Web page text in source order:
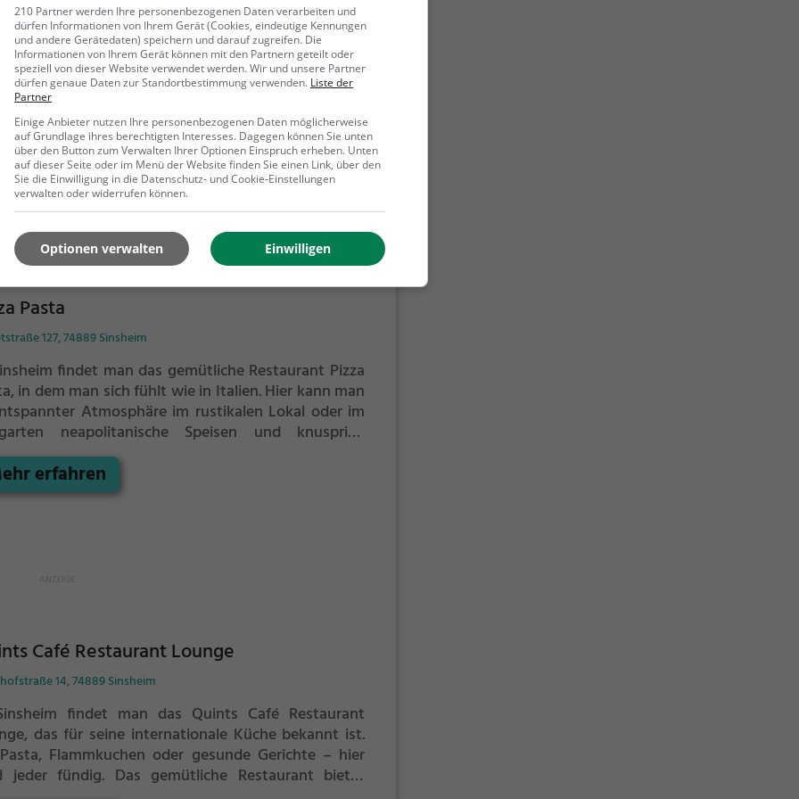
verspricht ein unvergessliches
in authentischem indischen Flair.
76, 74889 Sinsheim
findet man das einladende Restaurant
das mit seinem griechischen Flair und einer
Speisekarte begeistert. Hier kann man sich
köstlichem Gyros, traditionellen griechischen
und gesunden Gerichten verwöhnen lassen.
Atmosphäre ist einladend und das Ambiente lädt
Verweilen ein. Bei einer umfangreichen Auswahl an
findet hier jeder Gast sein Lieblingsgetränk,
den kulinarischen Genuss abzurunden. Tauche ein in
der griechischen Küche und erlebe einen
Abend im Akropolis.
Mehr erfahren
Pasta
127, 74889 Sinsheim
findet man das gemütliche Restaurant Pizza
in dem man sich fühlt wie in Italien. Hier kann man
Atmosphäre im rustikalen Lokal oder im
neapolitanische Speisen und knusprige
genießen. Das vielfältige Angebot umfasst
europäische und gesunde vegetarische
Tauche ein in die mediterrane Welt und spüre
erfahren
Café Restaurant Lounge
14, 74889 Sinsheim
findet man das Quints Café Restaurant
das für seine internationale Küche bekannt ist.
Flammkuchen oder gesunde Gerichte – hier
jeder fündig. Das gemütliche Restaurant bietet
210 Partner werden Ihre personenbezogenen Daten verarbeiten und
dürfen Informationen von Ihrem Gerät (Cookies, eindeutige Kennungen
und andere Gerätedaten) speichern und darauf zugreifen. Die
Informationen von Ihrem Gerät können mit den Partnern geteilt oder
speziell von dieser Website verwendet werden. Wir und unsere Partner
dürfen genaue Daten zur Standortbestimmung verwenden. Liste der
Partner
Einige Anbieter nutzen Ihre personenbezogenen Daten möglicherweise
auf Grundlage ihres berechtigten Interesses. Dagegen können Sie unten
über den Button zum Verwalten Ihrer Optionen Einspruch erheben. Unten
auf dieser Seite oder im Menü der Website finden Sie einen Link, über den
Sie die Einwilligung in die Datenschutz- und Cookie-Einstellungen
verwalten oder widerrufen können.
Einwilligen
Optionen verwalten